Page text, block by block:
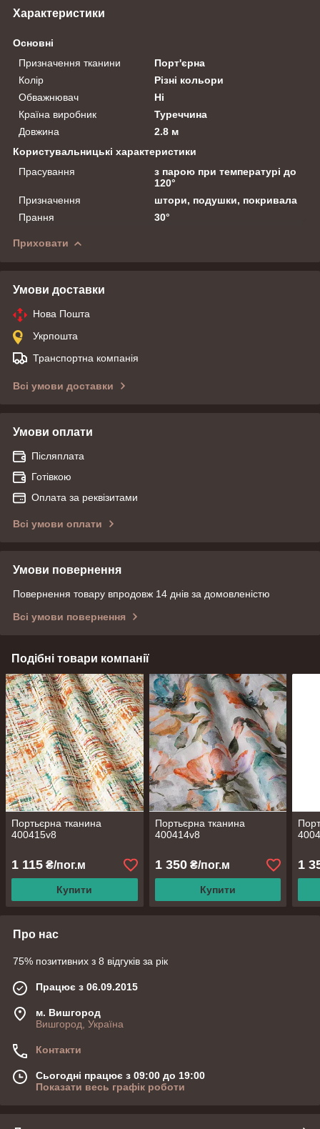
Характеристики
Основні
Призначення тканини
Порт'єрна
Колір
Різні кольори
Обважнювач
Ні
Країна виробник
Туреччина
Довжина
2.8 м
Користувальницькі характеристики
Прасування
з парою при температурі до
120°
Призначення
штори, подушки, покривала
Прання
30°
Приховати
Умови доставки
Нова Пошта
Укрпошта
Транспортна компанія
Всі умови доставки
Умови оплати
Післяплата
Готівкою
Оплата за реквізитами
Всі умови оплати
Умови повернення
Повернення товару впродовж 14 днів за домовленістю
Всі умови повернення
Подібні товари компанії
Портьєрна тканина
400415v8
1 115 ₴/пог.м
Купити
Портьєрна тканина
400414v8
1 350₴/пог.м
Купити
1
Про нас
75% позитивних з 8 відгуків за рік
Працює з 06.09.2015
м. Вишгород
Вишгород, Україна
Контакти
Сьогодні працює з 09:00 до 19:00
Показати весь графік роботи